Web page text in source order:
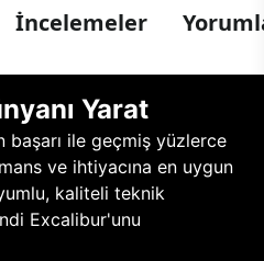
İncelemeler
Yarat
başarı ile geçmiş yüzlerce
ve ihtiyacına en uygun
kaliteli teknik
Excalibur'unu